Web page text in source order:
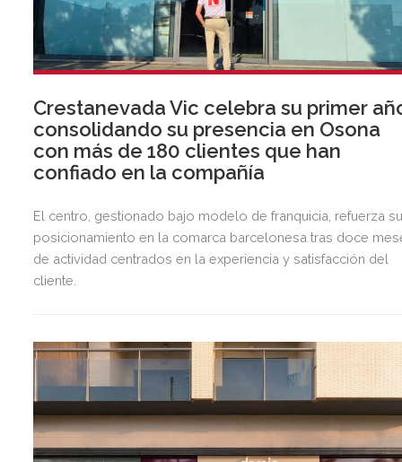
Crestanevada Vic celebra su primer
consolidando su presencia en Osona
con más de 180 clientes que han
confiado en la compañía
El centro, gestionado bajo modelo de franquicia, refuerza
posicionamiento en la comarca barcelonesa tras doce
de actividad centrados en la experiencia y satisfacción del
cliente.